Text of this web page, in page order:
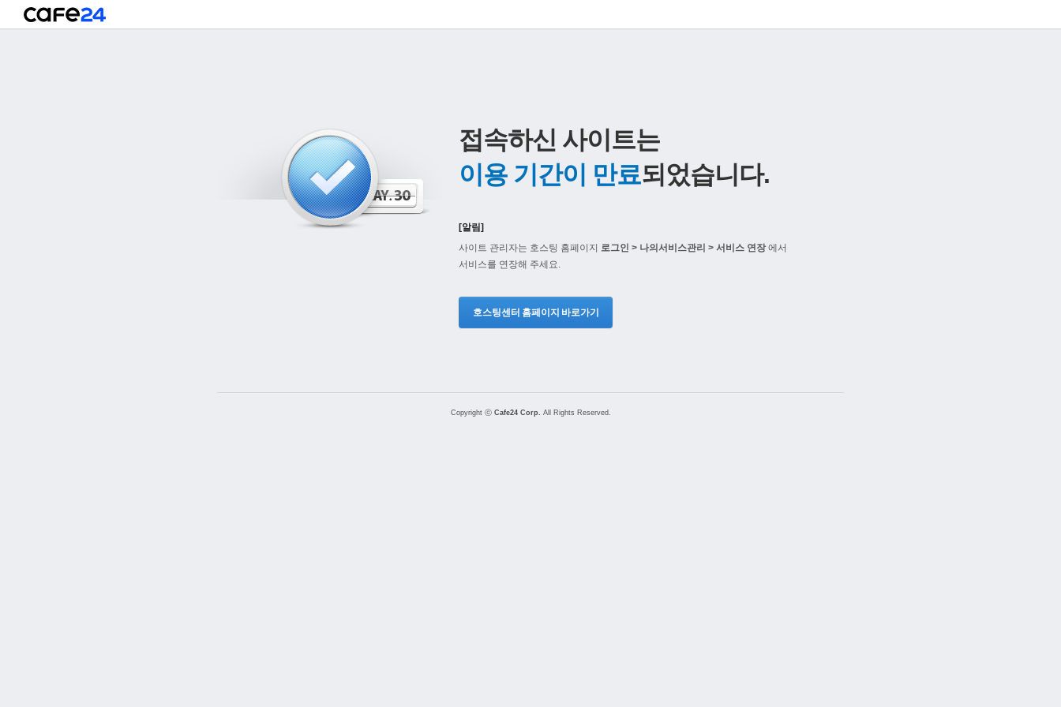
접속하신 사이트는
이용 기간이 만료되었습니다.
[알림]
사이트 관리자는 호스팅 홈페이지 로그인 > 나의서비스관리 > 서비스 연장에서
서비스를 연장해 주세요.
호스팅센터 홈페이지 바로가기
Copyright ⓒ Cafe24 Corp. All Rights Reserved.